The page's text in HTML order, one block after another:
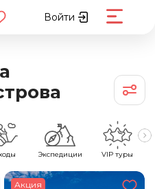
Войти
Экспедиции VIP туры
Акция